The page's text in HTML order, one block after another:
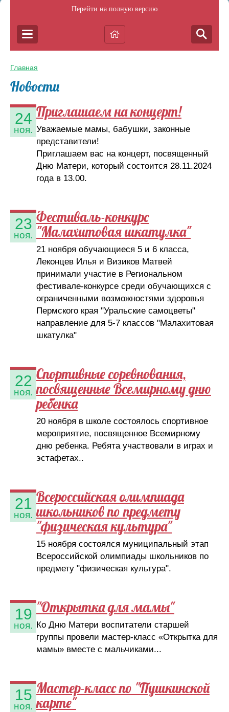
Перейти на полную версию
Главная
Новости
24
ноя.
Приглашаем на концерт!
Уважаемые мамы, бабушки, законные
представители!
Приглашаем вас на концерт, посвященный
Дню Матери, который состоится 28.11.2024
года в 13.00.
23
ноя.
Фестиваль-конкурс
"Малахитовая шкатулка"
21 ноября обучающиеся 5 и 6 класса,
Леконцев Илья и Визиков Матвей
принимали участие в Региональном
фестивале-конкурсе среди обучающихся с
ограниченными возможностями здоровья
Пермского края "Уральские самоцветы"
направление для 5-7 классов "Малахитовая
шкатулка"
22
ноя.
Спортивные соревнования,
посвященные Всемирному дню
ребенка
20 ноября в школе состоялось спортивное
мероприятие, посвященное Всемирному
дню ребенка. Ребята участвовали в играх и
эстафетах..
21
ноя.
Всероссийская олимпиада
школьников по предмету
"физическая культура"
15 ноября состоялся муниципальный этап
Всероссийской олимпиады школьников по
предмету "физическая культура".
19
ноя.
"Открытка для мамы"
Ко Дню Матери воспитатели старшей
группы провели мастер-класс «Открытка для
мамы» вместе с мальчиками...
15
ноя.
Мастер-класс по "Пушкинской
карте"